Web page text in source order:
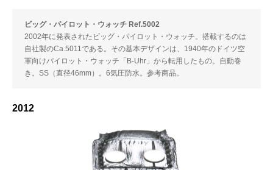
ビッグ・パイロット・ウォッチ Ref.5002
2002年に発表されたビッグ・パイロット・ウォッチ。搭載するのは
自社製のCa.5011である。その基本デザインは、1940年のドイツ空
軍向けパイロット・ウォッチ「B-Uhr」から転用したもの。自動巻
き。SS（直径46mm）。6気圧防水。参考商品。
2012